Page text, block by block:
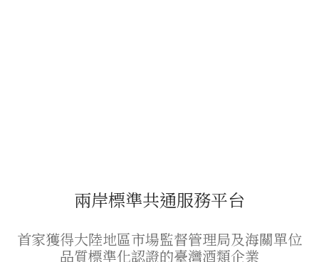
兩岸標準共通服務平台
首家獲得大陸地區市場監督管理局及海關單位
品質標準化認證的臺灣酒類企業